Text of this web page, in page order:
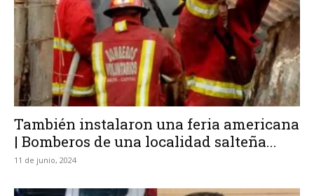
También instalaron una feria americana
| Bomberos de una localidad salteña...
11 de junio, 2024